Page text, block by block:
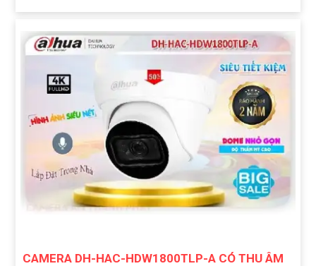
CAMERA DH-HAC-HDW1800TLP-A CÓ THU ÂM